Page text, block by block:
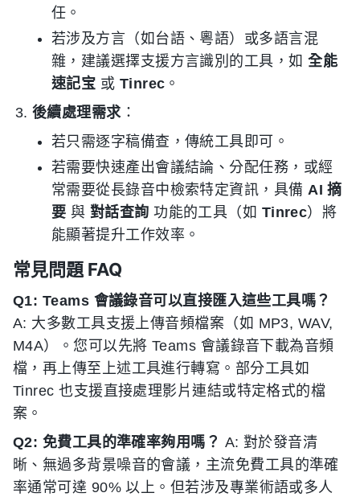
任。
若涉及方言（如台語、粵語）或多語言混
雜，建議選擇支援方言識別的工具，如全能
速記宝 或 Tinrec 。
後續處理需求：
若只需逐字稿備查，傳統工具即可。
若需要快速產出會議結論、分配任務，或經
常需要從長錄音中檢索特定資訊，具備AI 摘
要 與 對話查詢 功能的工具（如 Tinrec）將
能顯著提升工作效率。
常見問題 FAQ
Q1: Teams 會議錄音可以直接匯入這些工具嗎？
A: 大多數工具支援上傳音頻檔案（如 MP3, WAV,
M4A）。您可以先將 Teams 會議錄音下載為音頻
檔，再上傳至上述工具進行轉寫。部分工具如
Tinrec 也支援直接處理影片連結或特定格式的檔
案。
Q2: 免費工具的準確率夠用嗎？ A: 對於發音清
晰、無過多背景噪音的會議，主流免費工具的準確
率通常可達 90% 以上。但若涉及專業術語或多人